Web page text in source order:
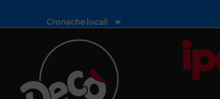
Cronache locali